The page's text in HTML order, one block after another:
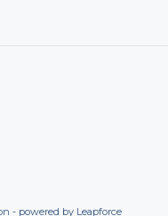
- powered by Leapforce